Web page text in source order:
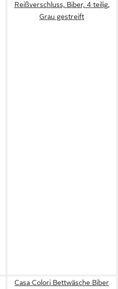
Reißverschluss, Biber, 4 teilig,
Grau gestreift
Casa Colori Bettwäsche Biber